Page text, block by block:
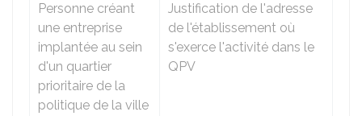
Personne créant
une entreprise
implantée au sein
d'un quartier
prioritaire de la
politique de la ville
Justification de l'adresse
de l'établissement où
s'exerce l'activité dans le
QPV